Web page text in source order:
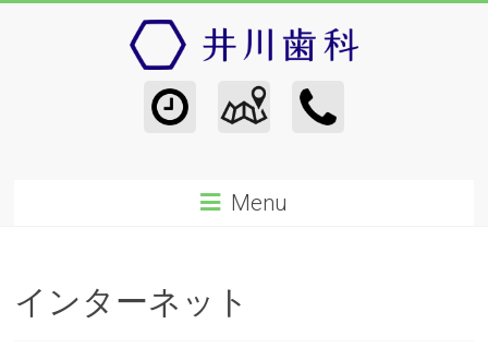
Menu
インターネット